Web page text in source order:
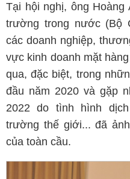
Tại hội nghị, ông
trường trong nước (Bộ
các doanh nghiệp,
vực kinh doanh mặt hàng
qua, đặc biệt, trong
đầu năm 2020 và gặp
2022 do tình hình
trường thế giới... đã
của toàn cầu.